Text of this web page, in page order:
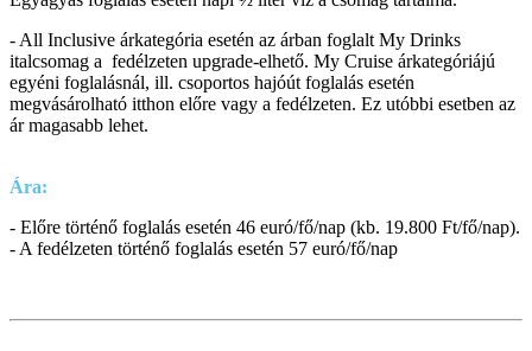
- All Inclusive árkategória esetén az árban foglalt My Drinks
italcsomag a fedélzeten upgrade-elhető. My Cruise árkategóriájú
egyéni foglalásnál, ill. csoportos hajóút foglalás esetén
megvásárolható itthon előre vagy a fedélzeten. Ez utóbbi esetben az
ár magasabb lehet.
Ára:
- Előre történő foglalás esetén 46 euró/fő/nap (kb. 19.800 Ft/fő/nap).
- A fedélzeten történő foglalás esetén 57 euró/fő/nap